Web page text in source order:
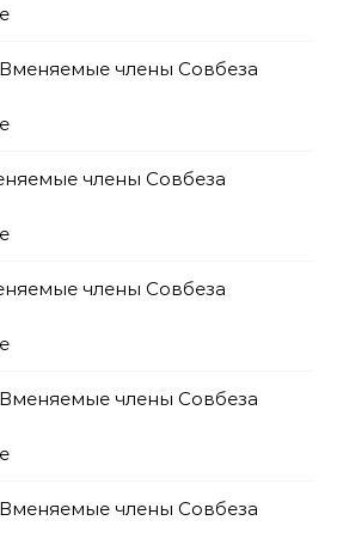
Вменяемые члены Совбеза
члены Совбеза
члены Совбеза
Вменяемые члены Совбеза
Вменяемые члены Совбеза